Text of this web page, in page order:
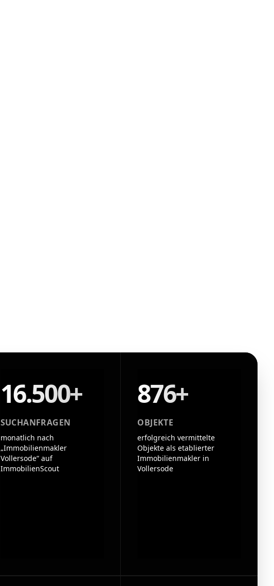
16.500+
SUCHANFRAGEN
monatlich nach
„Immobilienmakler
Vollersode“ auf
ImmobilienScout
876+
OBJEKTE
erfolgreich vermittelte
Objekte als etablierter
Immobilienmakler in
Vollersode